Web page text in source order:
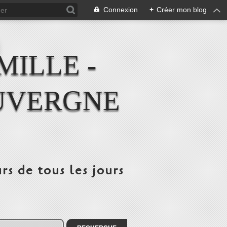
Connexion + Créer mon blog
-
de tous les jours